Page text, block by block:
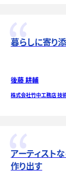
暮らしに寄り
後藤 耕輔
株式会社竹中工務店 技
アーティスト
作り出す